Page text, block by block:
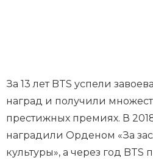
За 13 лет BTS успели
наград и получили
престижных премиях. В
наградили Орденом «За
культуры», а через год BTS